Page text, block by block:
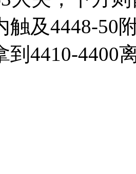
触及4448-50
到4410-4400